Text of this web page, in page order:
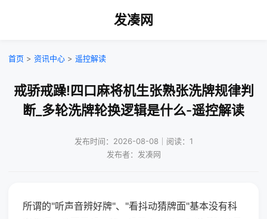
发凑网
首页 > 资讯中心 > 遥控解读
戒骄戒躁!四口麻将机生张熟张洗牌规律判
断_多轮洗牌轮换逻辑是什么-遥控解读
发布时间：2026-08-08｜阅读：1
发布者：发凑网
所谓的"听声音辨好牌"、"看抖动猜牌面"基本没有科